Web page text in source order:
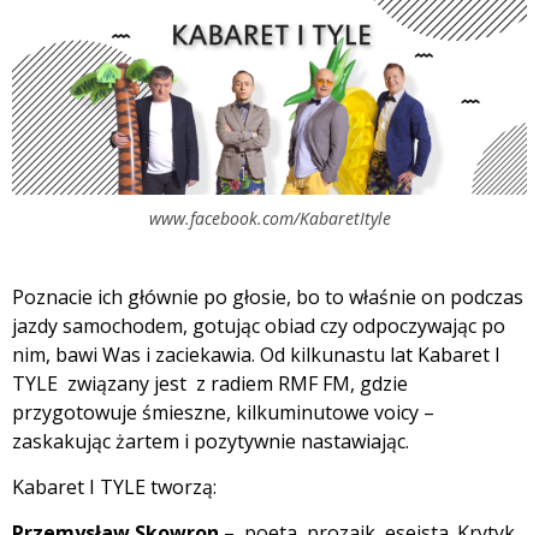
www.facebook.com/KabaretItyle
Poznacie ich głównie po głosie, bo to właśnie on podczas
jazdy samochodem, gotując obiad czy odpoczywając po
nim, bawi Was i zaciekawia. Od kilkunastu lat Kabaret I
TYLE związany jest z radiem RMF FM, gdzie
przygotowuje śmieszne, kilkuminutowe voicy –
zaskakując żartem i pozytywnie nastawiając.
Kabaret I TYLE tworzą: